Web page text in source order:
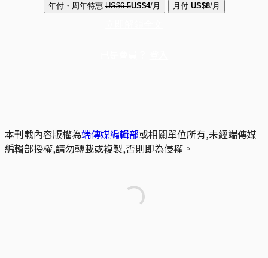
年付・周年特惠 US$6.5US$4/月 月付 US$8/月
本刊載內容版權為端傳媒編輯部或相關單位所有,未經端傳媒
編輯部授權,請勿轉載或複製,否則即為侵權。